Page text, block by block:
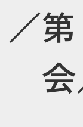
／